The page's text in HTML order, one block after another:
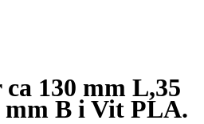
130 mm L,35
mm B i Vit PLA.